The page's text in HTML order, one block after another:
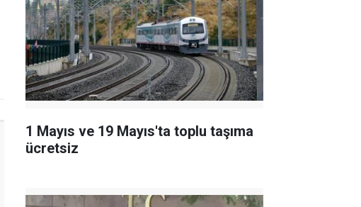
1 Mayıs ve 19 Mayıs'ta toplu taşıma
ücretsiz